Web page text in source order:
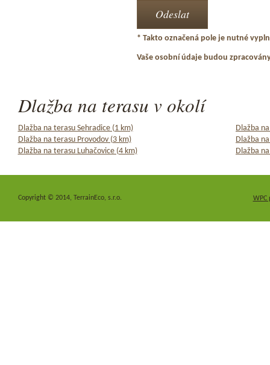
* Takto označená pole je nutné
Vaše osobní údaje budou
Dlažba na terasu v okolí
Dlažba na terasu Sehradice (1 km)
Dlažba
Dlažba na terasu Provodov (3 km)
Dlažba
Dlažba na terasu Luhačovice (4 km)
Dlažba
WPC
Copyright © 2014, TerrainEco, s.r.o.